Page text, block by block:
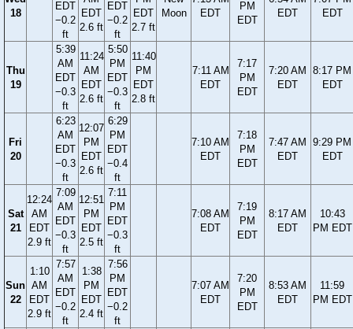
18
EDT
−0.2
ft
EDT
2.6 ft
EDT
−0.2
ft
EDT
2.7 ft
Moon
EDT
PM
EDT
EDT
EDT
Thu
19
5:39
AM
EDT
−0.3
ft
11:24
AM
EDT
2.6 ft
5:50
PM
EDT
−0.3
ft
11:40
PM
EDT
2.8 ft
7:11 AM
EDT
7:17
PM
EDT
7:20 AM
EDT
8:17 PM
EDT
Fri
20
6:23
AM
EDT
−0.3
ft
12:07
PM
EDT
2.6 ft
6:29
PM
EDT
−0.4
ft
7:10 AM
EDT
7:18
PM
EDT
7:47 AM
EDT
9:29 PM
EDT
Sat
21
12:24
AM
EDT
2.9 ft
7:09
AM
EDT
−0.3
ft
12:51
PM
EDT
2.5 ft
7:11
PM
EDT
−0.3
ft
7:08 AM
EDT
7:19
PM
EDT
8:17 AM
EDT
10:43
PM EDT
Sun
22
1:10
AM
EDT
2.9 ft
7:57
AM
EDT
−0.2
ft
1:38
PM
EDT
2.4 ft
7:56
PM
EDT
−0.2
ft
7:07 AM
EDT
7:20
PM
EDT
8:53 AM
EDT
11:59
PM EDT